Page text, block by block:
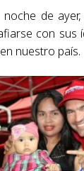
de
con
nuestro país.